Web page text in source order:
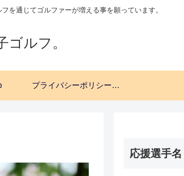
を通じてゴルファーが増える事を願っています。
ゴルフ。
プライバシーポリシー・免責事項。
応援選手名